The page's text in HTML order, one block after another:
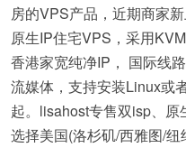
房的VPS产品，近期商家
原生IP住宅VPS，采用
香港家宽纯净IP， 国际线
流媒体，支持安装Linux或
起。lisahost专售双isp、
选择美国(洛杉矶/西雅图/纽